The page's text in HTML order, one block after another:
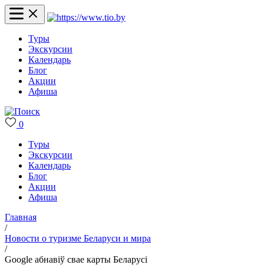
Туры
Экскурсии
Календарь
Блог
Акции
Афиша
0
Туры
Экскурсии
Календарь
Блог
Акции
Афиша
Главная
/
Новости о туризме Беларуси и мира
/
Google абнавіў свае карты Беларусі